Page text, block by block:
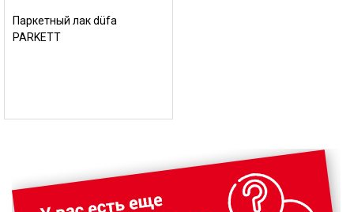
Паркетный лак düfa
PARKETT